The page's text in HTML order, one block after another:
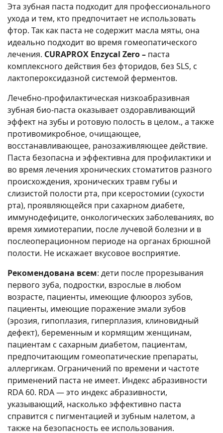
Эта зубная паста подходит для профессионального
ухода и тем, кто предпочитает не использовать
фтор. Так как паста не содержит масла мяты, она
идеально подходит во время гомеопатического
лечения. CURAPROX Enzycal Zero – паста
комплексного действия без фторидов, без SLS, с
лактопероксидазной системой ферментов.
Лечебно-профилактическая низкоабразивная
зубная био-паста оказывает оздоравливающий
эффект на зубы и ротовую полость в целом., а также
противомикробное, очищающее,
восстанавливающее, ранозаживляющее действие.
Паста безопасна и эффективна для профилактики и
во время лечения хронических стоматитов разного
происхождения, хронических травм губы и
слизистой полости рта, при ксеростомии (сухости
рта), проявляющейся при сахарном диабете,
иммунодефиците, онкологических заболеваниях, во
время химиотерапии, после лучевой болезни и в
послеоперационном периоде на органах брюшной
полости. Не искажает вкусовое восприятие.
Рекомендована всем: дети после прорезывания
первого зуба, подростки, взрослые в любом
возрасте, пациенты, имеющие флюороз зубов,
пациенты, имеющие поражение эмали зубов
(эрозия, гипоплазия, гиперплазия, клиновидный
дефект), беременным и кормящим женщинам,
пациентам с сахарным диабетом, пациентам,
предпочитающим гомеопатические препараты,
аллергикам. Ограничений по времени и частоте
применений паста не имеет. Индекс абразивности
RDA 60. RDA — это индекс абразивности,
указывающий, насколько эффективно паста
справится с пигментацией и зубным налетом, а
также на безопасность ее использования.